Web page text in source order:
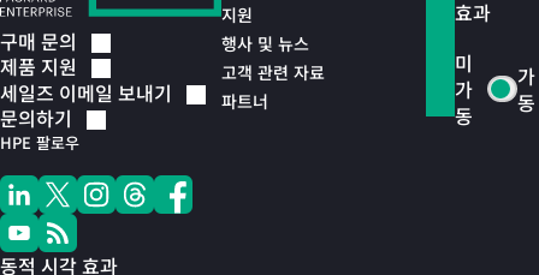
구매 문의
제품 지원
세일즈 이메일 보내기
문의하기
HPE 팔로우
동적 시각 효과
지원
행사 및 뉴스
고객 관련 자료
파트너
효과
미
가
동
가
동